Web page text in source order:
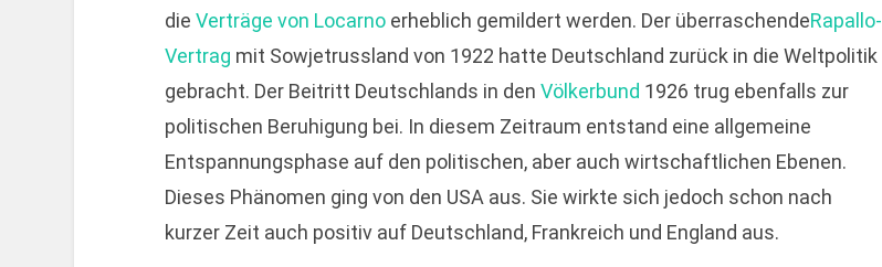
die Verträge von Locarnoerheblich gemildert werden. Der überraschendeRapallo-
Vertrag mit Sowjetrussland von 1922 hatte Deutschland zurück in die Weltpolitik
gebracht. Der Beitritt Deutschlands in den Völkerbund 1926 trug ebenfalls zur
politischen Beruhigung bei. In diesem Zeitraum entstand eine allgemeine
Entspannungsphase auf den politischen, aber auch wirtschaftlichen Ebenen.
Dieses Phänomen ging von den USA aus. Sie wirkte sich jedoch schon nach
kurzer Zeit auch positiv auf Deutschland, Frankreich und England aus.